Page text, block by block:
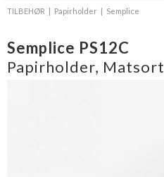
TILBEHØR Papirholder Semplice
Semplice PS12C
Papirholder, Matsort